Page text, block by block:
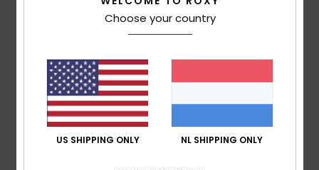
Voetbed:gevormd EVA
Buitenzool:Getextureerd EVA voor meer grip
voering:polyester voering
Choose your country
US SHIPPING ONLY NL SHIPPING ONLY